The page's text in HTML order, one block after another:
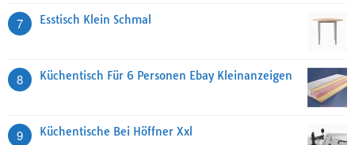
7 Esstisch Klein Schmal
8 Küchentisch Für 6 Personen Ebay Kleinanzeigen
9 Küchentische Bei Höffner Xxl